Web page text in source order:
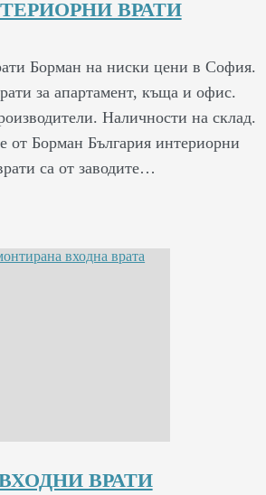
ВРАТИ
Борман на ниски цени в София.
за апартамент, къща и офис.
Наличности на склад.
от Борман България интериорни
са от заводите…
ВРАТИ